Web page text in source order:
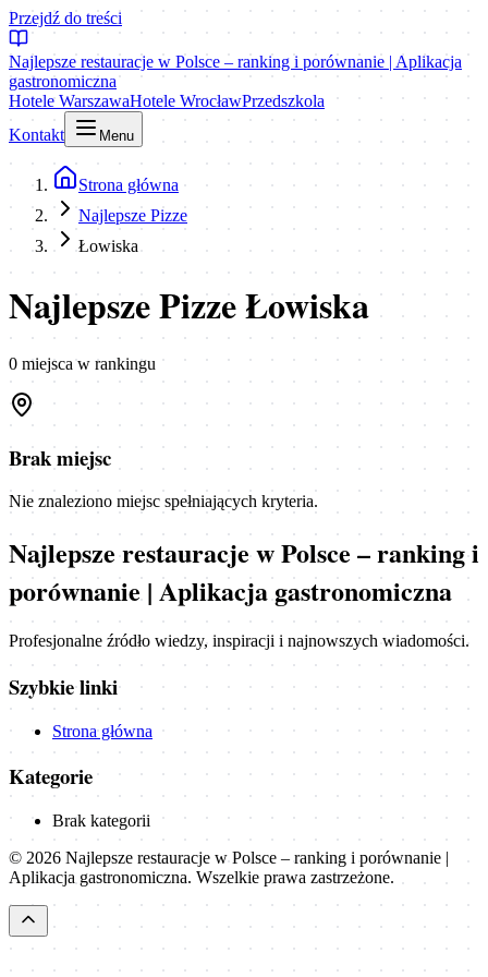
Przejdź do treści
Najlepsze restauracje w Polsce – ranking i porównanie | Aplikacja
gastronomiczna
Hotele WarszawaHotele WrocławPrzedszkola
Kontakt
Menu
Strona główna
Najlepsze Pizze
Łowiska
Najlepsze Pizze Łowiska
0 miejscaw rankingu
Brak miejsc
Nie znaleziono miejsc spełniających kryteria.
Najlepsze restauracje w Polsce – ranking i
porównanie | Aplikacja gastronomiczna
Profesjonalne źródło wiedzy, inspiracji i najnowszych wiadomości.
Szybkie linki
Strona główna
Kategorie
Brak kategorii
© 2026 Najlepsze restauracje w Polsce – ranking i porównanie |
Aplikacja gastronomiczna. Wszelkie prawa zastrzeżone.